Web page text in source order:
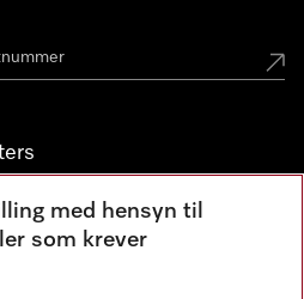
med hensyn til
som krever